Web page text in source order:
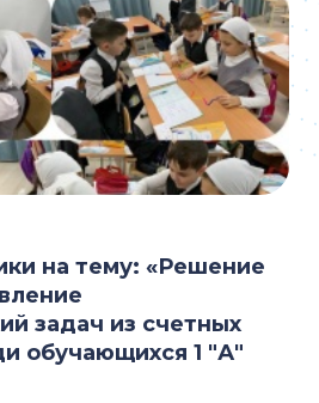
на тему: «Решение
задач из счетных
обучающихся 1 "А"